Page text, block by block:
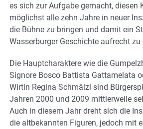
es sich zur Aufgabe gemacht, diesen
möglichst alle zehn Jahre in neuer
die Bühne zu bringen und damit ein
Wasserburger Geschichte aufrecht zu
Die Hauptcharaktere wie die
Signore Bosco Battista Gattamelata
Wirtin Regina Schmälzl sind
Jahren 2000 und 2009 mittlerweile
Auch in diesem Jahr dreht sich die
die altbekannten Figuren, jedoch mit